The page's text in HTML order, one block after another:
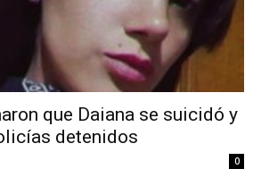
que Daiana se suicidó y
detenidos
0